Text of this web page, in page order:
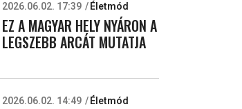
2026.06.02. 17:39 Életmód
EZ A MAGYAR HELY NYÁRON A
LEGSZEBB ARCÁT MUTATJA
2026.06.02. 14:49 Életmód